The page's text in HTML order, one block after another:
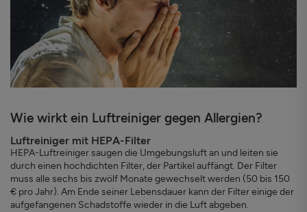
Wie wirkt ein Luftreiniger gegen Allergien?
Luftreiniger mit HEPA-Filter
HEPA-Luftreiniger saugen die Umgebungsluft an und leiten sie
durch einen hochdichten Filter, der Partikel auffängt. Der Filter
muss alle sechs bis zwölf Monate gewechselt werden (50 bis 150
€ pro Jahr). Am Ende seiner Lebensdauer kann der Filter einige der
aufgefangenen Schadstoffe wieder in die Luft abgeben.